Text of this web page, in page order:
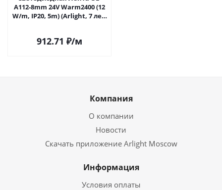
A112-8mm 24V Warm2400 (12
W/m, IP20, 5m) (Arlight, 7 лет)
912.71 ₽/м
Компания
О компании
Новости
Скачать приложение Arlight Moscow
Информация
Условия оплаты